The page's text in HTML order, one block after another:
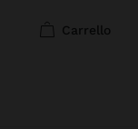
carrello